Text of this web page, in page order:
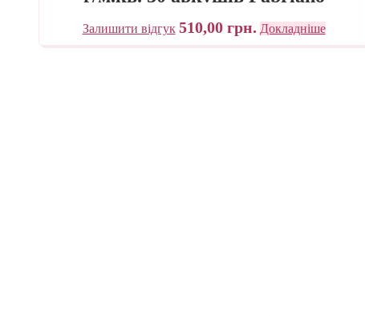
Залишити відгук 510,00 грн. Докладніше